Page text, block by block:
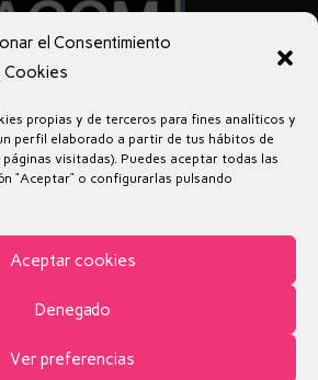
el Consentimiento
Cookies
propias y de terceros para fines analíticos y
perfil elaborado a partir de tus hábitos de
páginas visitadas). Puedes aceptar todas las
“Aceptar” o configurarlas pulsando
Aceptar cookies
Denegado
Ver preferencias
de Cookies